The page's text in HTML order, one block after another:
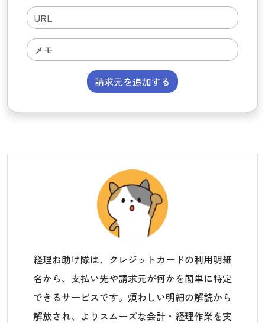
請求元を追加する
経理お助け隊は、クレジットカードの利用明細
名から、支払い先や請求元が何かを簡単に特定
できるサービスです。煩わしい明細の解読から
解放され、よりスムーズな会計・経理作業を実